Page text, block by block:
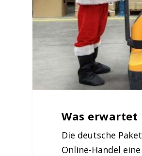
Was erwartet
Die deutsche
Online-Handel